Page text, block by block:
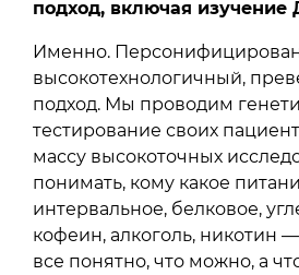
подход, включая изучение
Именно.
высокотехнологичный,
подход. Мы проводим
тестирование своих
массу высокоточных
понимать, кому какое
интервальное, белковое,
кофеин, алкоголь, никотин
все понятно, что можно, а